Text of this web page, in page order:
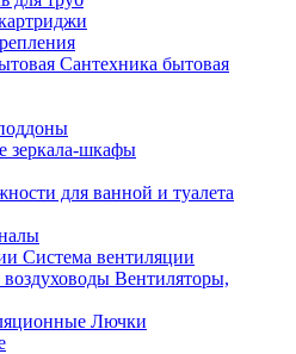
Сантехника бытовая
зеркала-шкафы
для ванной и туалета
Система вентиляции
Вентиляторы,
Лючки